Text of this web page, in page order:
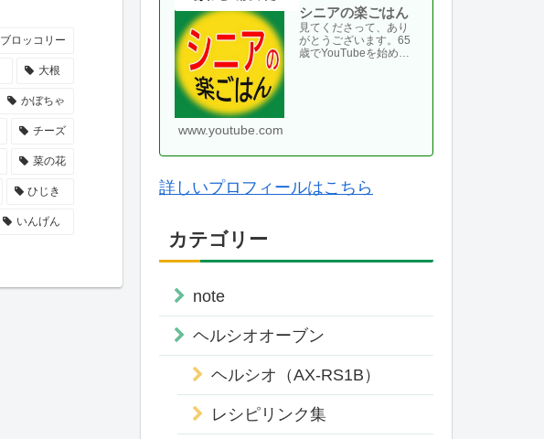
ブロッコリー
大根
かぼちゃ
チーズ
菜の花
ひじき
いんげん
シニアの楽ごはん
見てくださって、あり
がとうございます。65
歳でYouTubeを始め
www.youtube.com
詳しいプロフィールはこちら
カテゴリー
note
ヘルシオオーブン
ヘルシオ（AX-RS1B）
レシピリンク集